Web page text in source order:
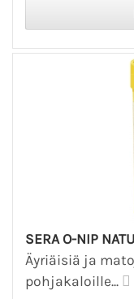
SERA O-NIP
Äyriäisiä ja
pohjakaloille...